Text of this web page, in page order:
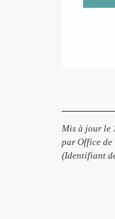
Mis à jour le
par Office de
(Identifiant